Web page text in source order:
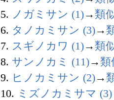
5. ノガミサン (1)→ 類
6. タノカミサン (3)→
7. スギノカワ (1)→ 類
8. サンノカミ (11)→ 類
9. ヒノカミサン (2)→
10. ミズノカミサマ (3)